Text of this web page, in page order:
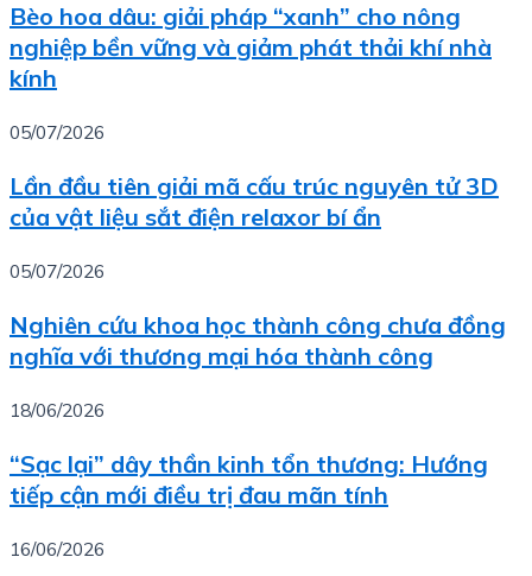
Bèo hoa dâu: giải pháp “xanh” cho nông
nghiệp bền vững và giảm phát thải khí nhà
kính
05/07/2026
Lần đầu tiên giải mã cấu trúc nguyên tử 3D
của vật liệu sắt điện relaxor bí ẩn
05/07/2026
Nghiên cứu khoa học thành công chưa đồng
nghĩa với thương mại hóa thành công
18/06/2026
“Sạc lại” dây thần kinh tổn thương: Hướng
tiếp cận mới điều trị đau mãn tính
16/06/2026